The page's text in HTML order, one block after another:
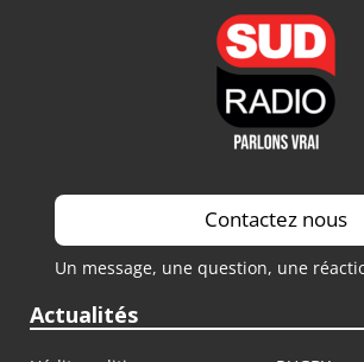
Contactez nous
Un message, une question, une
Actualités